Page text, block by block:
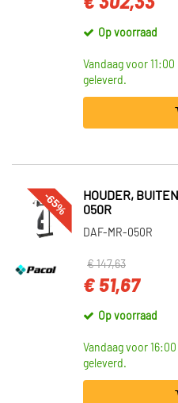
Op voorraad
Vandaag voor
geleverd.
-65%
HOUDER,
050R
DAF-MR-050R
€ 147,63
€ 51,67
Op voorraad
Vandaag voor
geleverd.